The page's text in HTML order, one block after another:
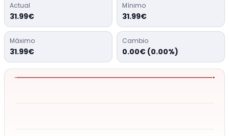
Actual
31.99€
Mínimo
31.99€
Máximo
31.99€
Cambio
0.00€ (0.00%)